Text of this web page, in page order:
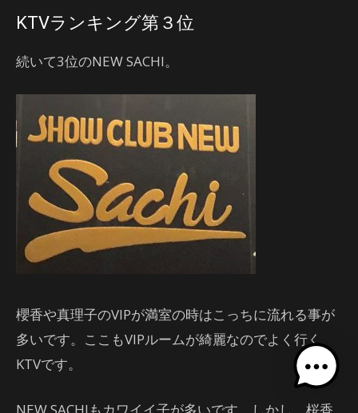
KTVランキング第３位
続いて3位のNEW SACHI。
櫻香や真理子のVIPが満室の時はこっちに流れる事が
多いです。ここもVIPルームが綺麗なのでよく行く
KTVです。